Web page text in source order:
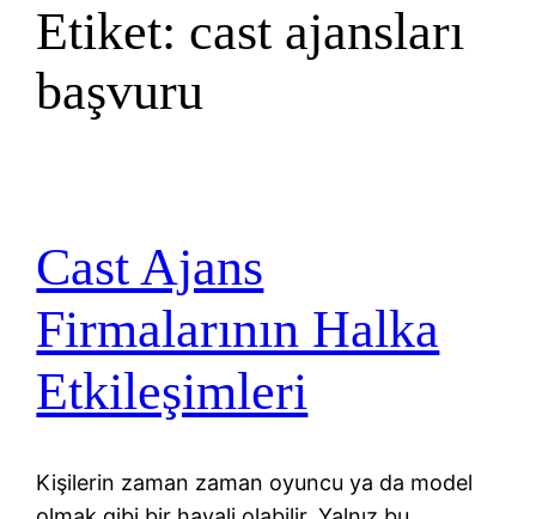
Etiket: cast ajansları
başvuru
Cast Ajans
Firmalarının Halka
Etkileşimleri
Kişilerin zaman zaman oyuncu ya da model